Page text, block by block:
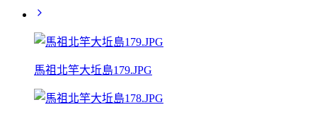
馬祖北竿大坵島179.JPG